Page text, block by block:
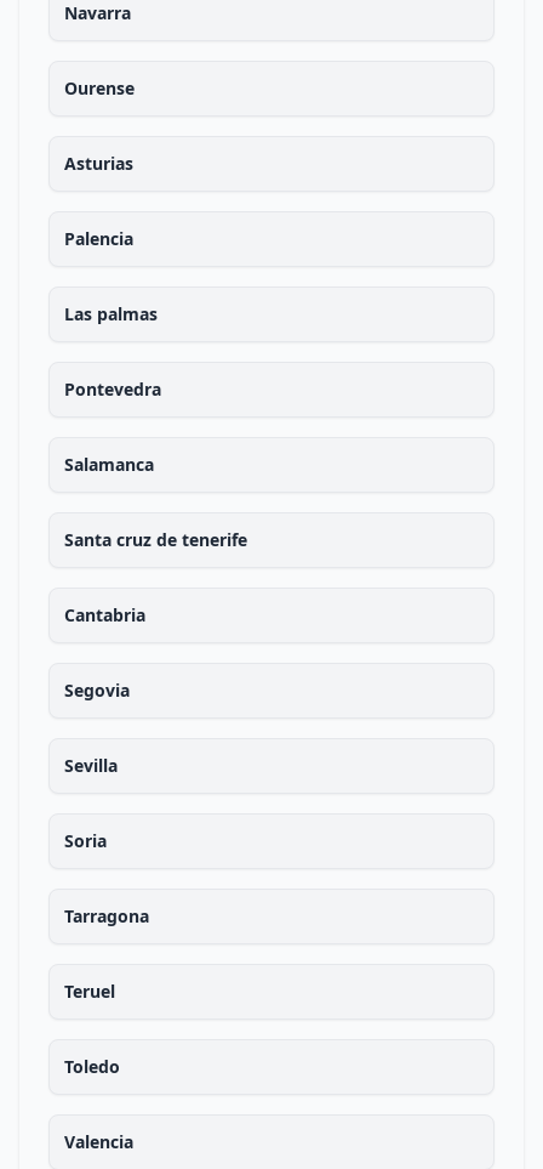
Navarra
Ourense
Asturias
Palencia
Las palmas
Pontevedra
Salamanca
Santa cruz de tenerife
Cantabria
Segovia
Sevilla
Soria
Tarragona
Teruel
Toledo
Valencia